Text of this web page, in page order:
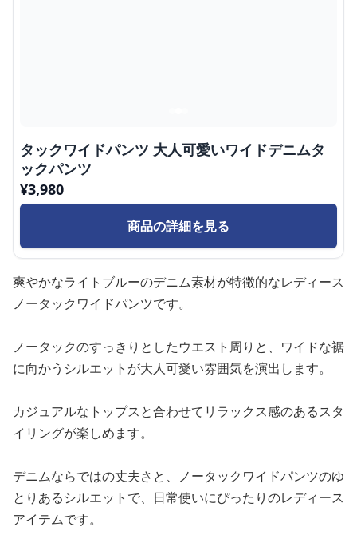
タックワイドパンツ 大人可愛いワイドデニムタ
ックパンツ
¥3,980
商品の詳細を見る
爽やかなライトブルーのデニム素材が特徴的なレディース
ノータックワイドパンツです。
ノータックのすっきりとしたウエスト周りと、ワイドな裾
に向かうシルエットが大人可愛い雰囲気を演出します。
カジュアルなトップスと合わせてリラックス感のあるスタ
イリングが楽しめます。
デニムならではの丈夫さと、ノータックワイドパンツのゆ
とりあるシルエットで、日常使いにぴったりのレディース
アイテムです。